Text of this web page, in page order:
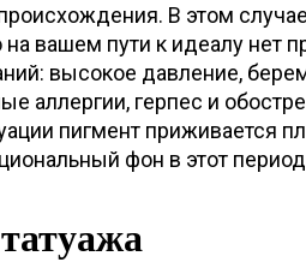
В этом
на вашем пути к идеалу нет
высокое давление,
аллергии, герпес и
пигмент приживается
фон в этот